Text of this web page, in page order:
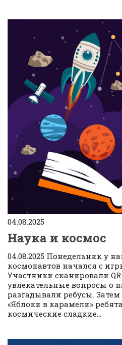
04.08.2025
Наука и космос
04.08.2025 Понедельник у
космонавтов начался с
Участники сканировали
увлекательные вопросы о
разгадывали ребусы.
«Яблоки в карамели»
космические сладкие...